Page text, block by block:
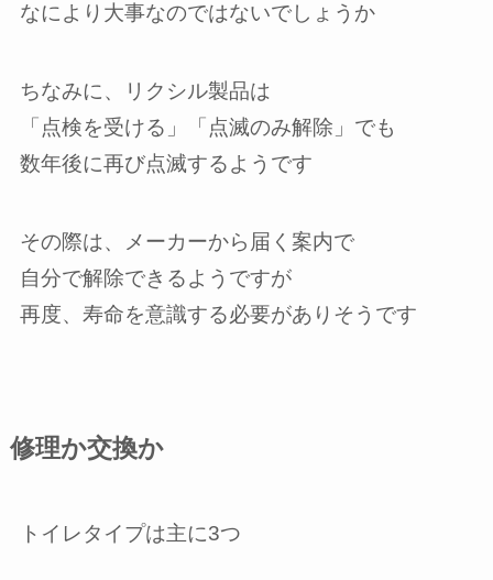
なにより大事なのではないでしょうか
ちなみに、リクシル製品は
「点検を受ける」「点滅のみ解除」でも
数年後に再び点滅するようです
その際は、メーカーから届く案内で
自分で解除できるようですが
再度、寿命を意識する必要がありそうです
修理か交換か
トイレタイプは主に3つ